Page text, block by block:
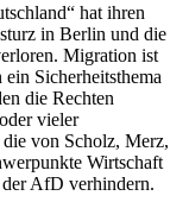
hat ihren
in Berlin und die
Migration ist
Sicherheitsthema
die Rechten
vieler
von Scholz, Merz,
Wirtschaft
AfD verhindern.